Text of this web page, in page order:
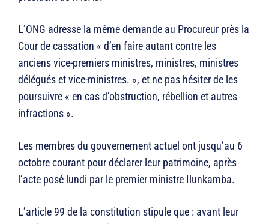
L’ONG adresse la même demande au Procureur près la
Cour de cassation « d’en faire autant contre les
anciens vice-premiers ministres, ministres, ministres
délégués et vice-ministres. », et ne pas hésiter de les
poursuivre « en cas d’obstruction, rébellion et autres
infractions ».
Les membres du gouvernement actuel ont jusqu’au 6
octobre courant pour déclarer leur patrimoine, après
l’acte posé lundi par le premier ministre Ilunkamba.
L’article 99 de la constitution stipule que : avant leur